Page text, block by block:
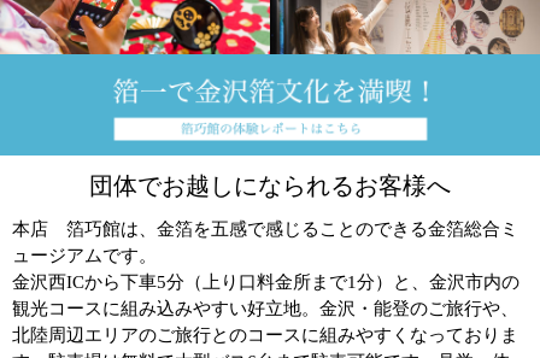
団体でお越しになられるお客様へ
本店 箔巧館は、金箔を五感で感じることのできる金箔総合ミ
ュージアムです。
金沢西ICから下車5分（上り口料金所まで1分）と、金沢市内の
観光コースに組み込みやすい好立地。金沢・能登のご旅行や、
北陸周辺エリアのご旅行とのコースに組みやすくなっておりま